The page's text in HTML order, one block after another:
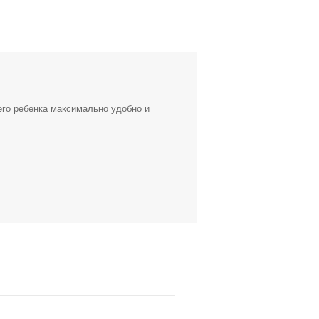
ребенка максимально удобно и